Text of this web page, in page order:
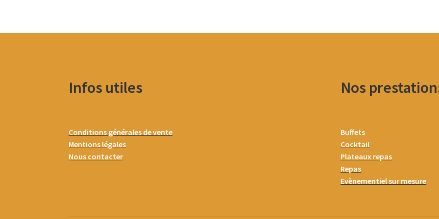
Infos utiles
Conditions générales de vente
Mentions légales
Nous contacter
Nos
Buffets
Cocktail
Plateaux repas
Repas
Evènementiel sur mesure